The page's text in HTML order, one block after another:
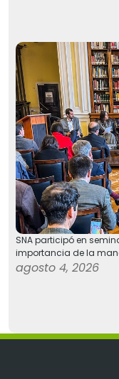
SNA participó en
importancia de la
agosto 4, 2026